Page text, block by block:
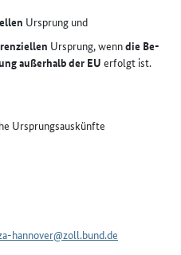
Ursprung und
Ursprung, wenndie Be-
außerhalb der EU erfolgt ist.
Ursprungsauskünfte
hannover@zoll.bund.de